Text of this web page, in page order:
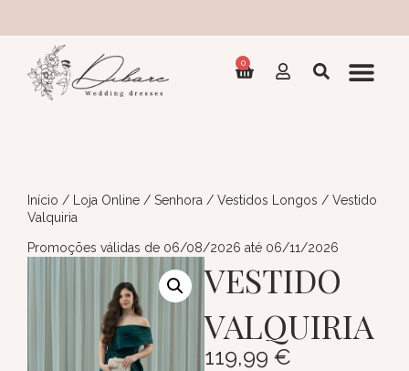
0
Início / Loja Online / Senhora / Vestidos Longos / Vestido
Valquiria
Promoções válidas de 06/08/2026 até 06/11/2026
VESTIDO
VALQUIRIA
119,99 €